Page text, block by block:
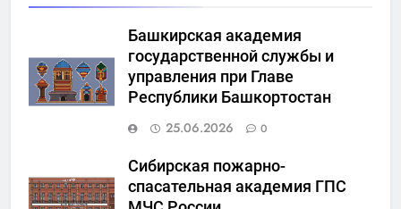
Башкирская академия
государственной службы и
управления при Главе
Республики Башкортостан
25.06.2026
0
Сибирская пожарно-
спасательная академия ГПС